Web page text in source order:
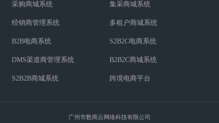
采购商城系统 集采商城系统
经销商管理系统 多租户商城系统
B2B电商系统 S2B2C电商系统
DMS渠道商管理系统 B2B2C商城系统
S2B2B商城系统 跨境电商平台
广州市数商云网络科技有限公司